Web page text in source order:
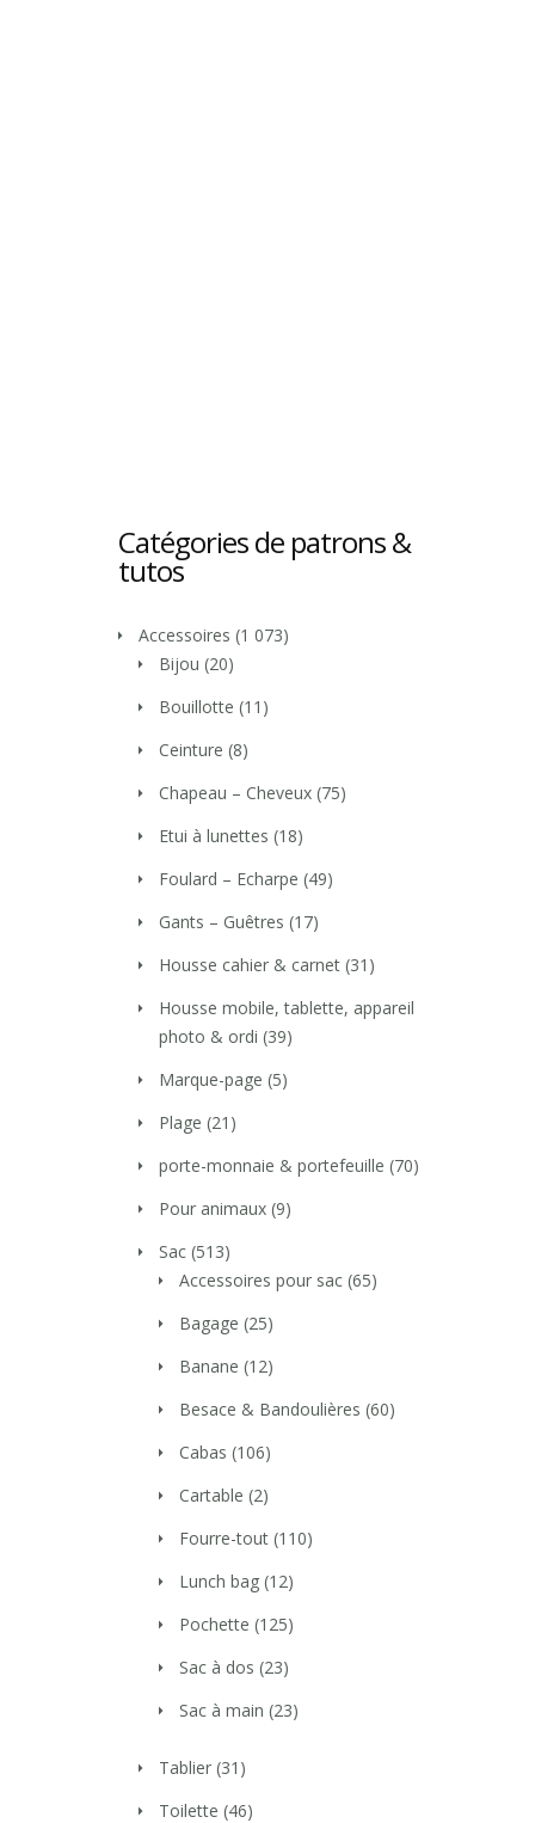
Catégories de patrons &
tutos
Accessoires (1 073)
Bijou (20)
Bouillotte (11)
Ceinture (8)
Chapeau – Cheveux (75)
Etui à lunettes (18)
Foulard – Echarpe (49)
Gants – Guêtres (17)
Housse cahier & carnet (31)
Housse mobile, tablette, appareil
photo & ordi (39)
Marque-page (5)
Plage (21)
porte-monnaie & portefeuille (70)
Pour animaux (9)
Sac (513)
Accessoires pour sac (65)
Bagage (25)
Banane (12)
Besace & Bandoulières (60)
Cabas (106)
Cartable (2)
Fourre-tout (110)
Lunch bag (12)
Pochette (125)
Sac à dos (23)
Sac à main (23)
Tablier (31)
Toilette (46)